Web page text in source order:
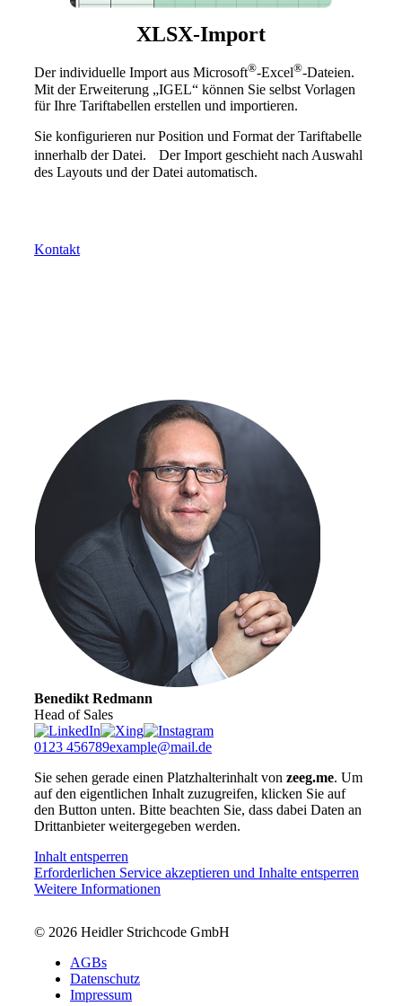
XLSX-Import
Der individuelle Import aus Microsoft®-Excel®-Dateien.
Mit der Erweiterung „IGEL“ können Sie selbst Vorlagen
für Ihre Tariftabellen erstellen und importieren.
Sie konfigurieren nur Position und Format der Tariftabelle
innerhalb der Datei. Der Import geschieht nach Auswahl
des Layouts und der Datei automatisch.
Kontakt
Benedikt Redmann
Head of Sales
0123 456789example@mail.de
Sie sehen gerade einen Platzhalterinhalt von zeeg.me. Um
auf den eigentlichen Inhalt zuzugreifen, klicken Sie auf
den Button unten. Bitte beachten Sie, dass dabei Daten an
Drittanbieter weitergegeben werden.
Inhalt entsperren
Erforderlichen Service akzeptieren und Inhalte entsperren
Weitere Informationen
© 2026 Heidler Strichcode GmbH
AGBs
Datenschutz
Impressum